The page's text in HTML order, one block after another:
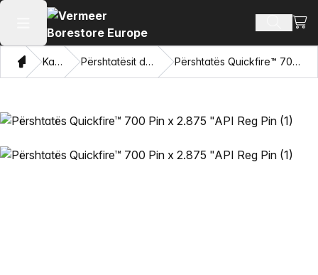
Hap menunë kryesore
ShqipKatalogu Përshtatësit dhe sytë tërheqës Përshtatës Quickfire™ 700 Pin x 2.875 "API Reg Pin